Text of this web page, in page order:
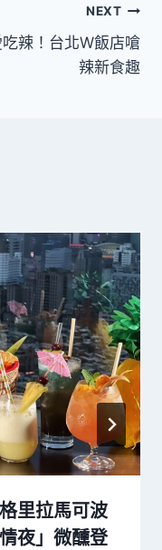
NEXT
吃辣！台北W飯店嗆
辣新食趣
里拉馬可波
夜」微醺登